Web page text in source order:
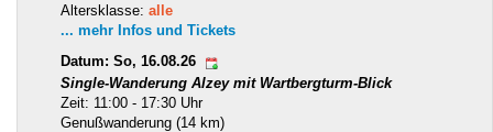
Altersklasse: alle
... mehr Infos und Tickets
Datum: So, 16.08.26
Single-Wanderung Alzey mit Wartbergturm-Blick
Zeit: 11:00 - 17:30 Uhr
Genußwanderung (14 km)